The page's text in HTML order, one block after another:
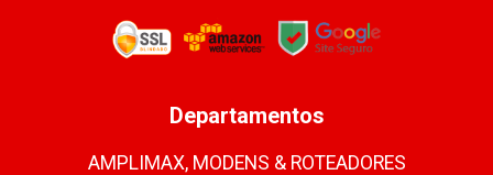
Departamentos
AMPLIMAX, MODENS & ROTEADORES